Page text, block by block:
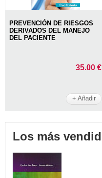
PREVENCIÓN DE RIESGOS
DERIVADOS DEL MANEJO
DEL PACIENTE
35.00 €
+ Añadir
Los más